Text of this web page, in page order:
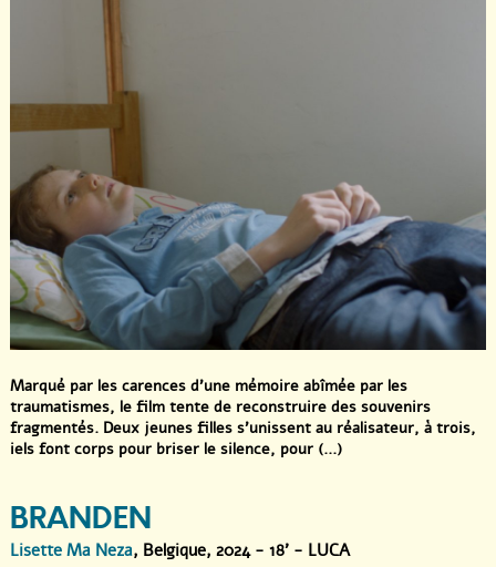
Marqué par les carences d’une mémoire abîmée par les
traumatismes, le film tente de reconstruire des souvenirs
fragmentés. Deux jeunes filles s’unissent au réalisateur, à trois,
iels font corps pour briser le silence, pour (...)
BRANDEN
Lisette Ma Neza, Belgique, 2024 - 18' - LUCA